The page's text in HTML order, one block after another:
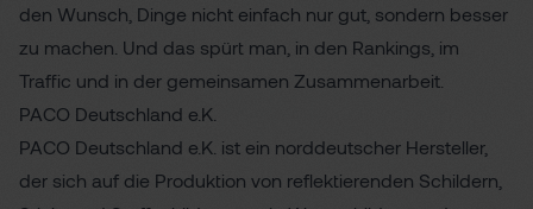
den Wunsch, Dinge nicht einfach nur gut, sondern besser
zu machen. Und das spürt man, in den Rankings , im
Traffic und in der gemeinsamen Zusammenarbeit
PACO Deutschland e.K.
​PACO Deutschland e.K. ist ein norddeutscher Hersteller,
der sich auf die Produktion von reflektierenden Schildern,